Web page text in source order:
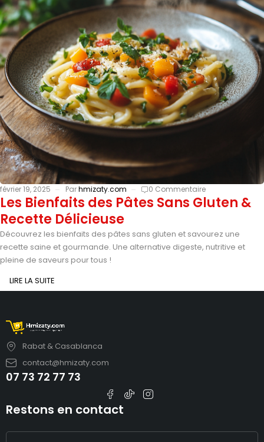
février 19, 2025 Parhmizaty.com 0 Commentaire
Les Bienfaits des Pâtes Sans Gluten &
Recette Délicieuse
Découvrez les bienfaits des pâtes sans gluten et savourez une
recette saine et gourmande. Une alternative digeste, nutritive et
pleine de saveurs pour tous !
LIRE LA SUITE
Rabat & Casablanca
contact@hmizaty.com
07 73 72 77 73
Restons en contact